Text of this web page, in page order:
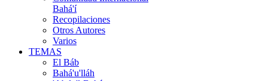
Bahá'í
Recopilaciones
Otros Autores
Varios
TEMAS
El Báb
Bahá'u'lláh